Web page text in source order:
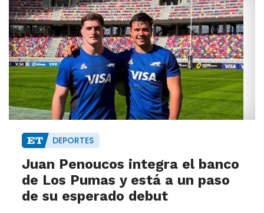
DEPORTES
Juan Penoucos integra el banco
de Los Pumas y está a un paso
de su esperado debut